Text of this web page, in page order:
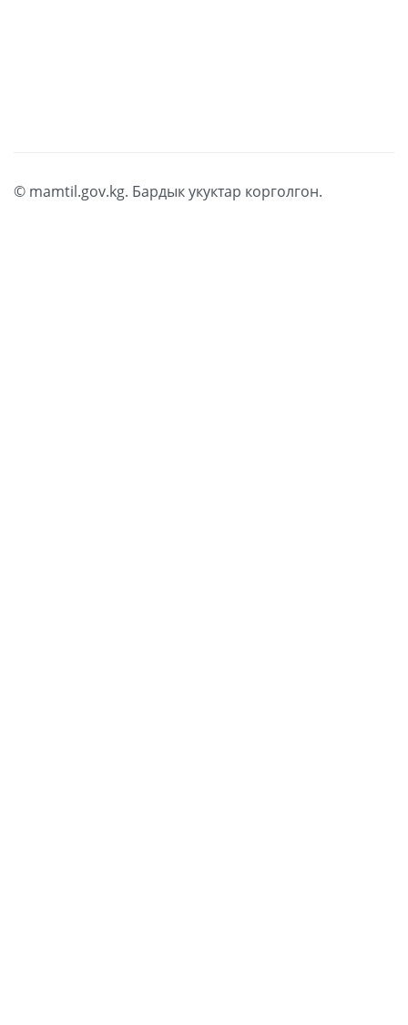
© mamtil.gov.kg. Бардык укуктар корголгон.